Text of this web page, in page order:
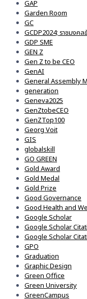
GAP
Garden Room
GC
GCDP2024; ราชมงค
GDP SME
GEN Z
Gen Z to be CEO
GenAI
General Assembly
generation
Geneva2025
GenZtobeCEO
GenZTop100
Georg Voit
GIS
globalskill
GO GREEN
Gold Award
Gold Medal
Gold Prize
Good Governance
Good Health and
Google Scholar
Google Scholar
Google Scholar
GPO
Graduation
Graphic Design
Green Office
Green University
GreenCampus